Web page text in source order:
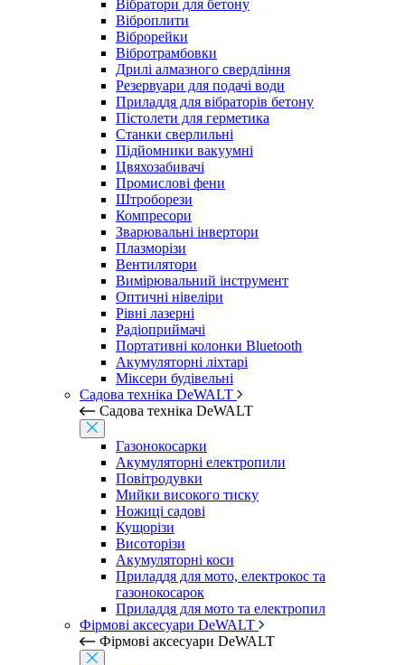
Вібратори для бетону
Віброплити
Віброрейки
Вібротрамбовки
Дрилі алмазного свердління
Резервуари для подачі води
Приладдя для вібраторів бетону
Пістолети для герметика
Станки сверлильні
Підйомники вакуумні
Цвяхозабивачі
Промислові фени
Штроборези
Компресори
Зварювальні інвертори
Плазморізи
Вентилятори
Вимірювальний інструмент
Оптичні нівеліри
Рівні лазерні
Радіоприймачі
Портативні колонки Bluetooth
Акумуляторні ліхтарі
Міксери будівельні
Садова техніка DeWALT
Садова техніка DeWALT
Газонокосарки
Акумуляторні електропили
Повітродувки
Мийки високого тиску
Ножиці садові
Кущорізи
Висоторізи
Акумуляторні коси
Приладдя для мото, електрокос та
газонокосарок
Приладдя для мото та електропил
Фірмові аксесуари DeWALT
Фірмові аксесуари DeWALT